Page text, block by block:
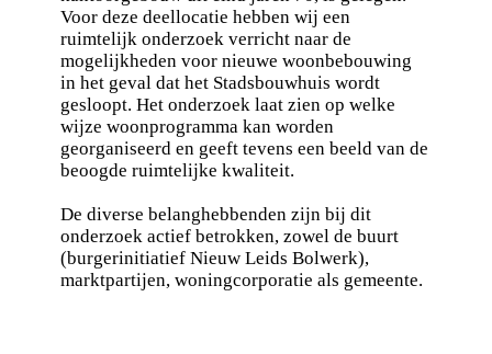
Voor deze deellocatie hebben wij een
ruimtelijk onderzoek verricht naar de
mogelijkheden voor nieuwe woonbebouwing
in het geval dat het Stadsbouwhuis wordt
gesloopt. Het onderzoek laat zien op welke
wijze woonprogramma kan worden
georganiseerd en geeft tevens een beeld van de
beoogde ruimtelijke kwaliteit.
De diverse belanghebbenden zijn bij dit
onderzoek actief betrokken, zowel de buurt
(burgerinitiatief Nieuw Leids Bolwerk),
marktpartijen, woningcorporatie als gemeente.